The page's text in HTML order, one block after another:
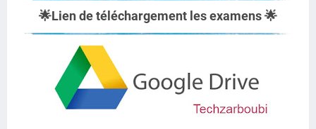
🌟Lien de téléchargement les examens🌟